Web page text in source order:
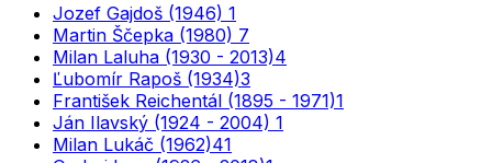
Jozef Gajdoš (1946) 1
Martin Ščepka (1980) 7
Milan Laluha (1930 - 2013)4
Ľubomír Rapoš (1934)3
František Reichentál (1895 - 1971)1
Ján Ilavský (1924 - 2004) 1
Milan Lukáč (1962)41